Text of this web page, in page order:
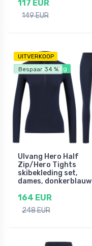
117 EUR
149 EUR
UITVERKOOP
Gratis bezorging
Bespaar 34 %
Ulvang Hero Half
Zip/Hero Tights
skibekleding set,
dames, donkerblauw
164 EUR
248 EUR